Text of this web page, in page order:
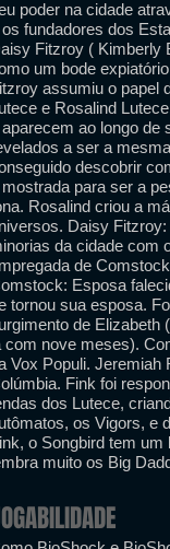
poder na cidade
fundadores dos
Fitzroy ( Kimberly
um bode
assumiu o papel
e Rosalind
ao longo de
a ser a
descobrir
para ser a
Rosalind criou a
Daisy
da cidade com
de
Esposa
tornou sua esposa.
de Elizabeth
com nove meses).
Vox Populi. Jeremiah
Fink foi
dos Lutece,
os Vigors, e
o Songbird tem
muito os Big